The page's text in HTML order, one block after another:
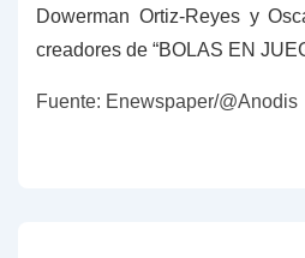
Dowerman Ortiz-Reyes y
creadores de “BOLAS EN
Fuente: Enewspaper/@Anodis